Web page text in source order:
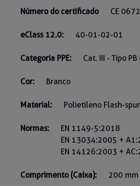
Número do certificado CE
eClass 12.0: 40-01-02-01
Categoria PPE: Cat. III - Tipo PB
Cor: Branco
Material: Polietileno Flash-
Normas:
EN 1149-5:2018
EN 13034:2005 +
EN 14126:2003 +
Comprimento (Caixa): 200 mm